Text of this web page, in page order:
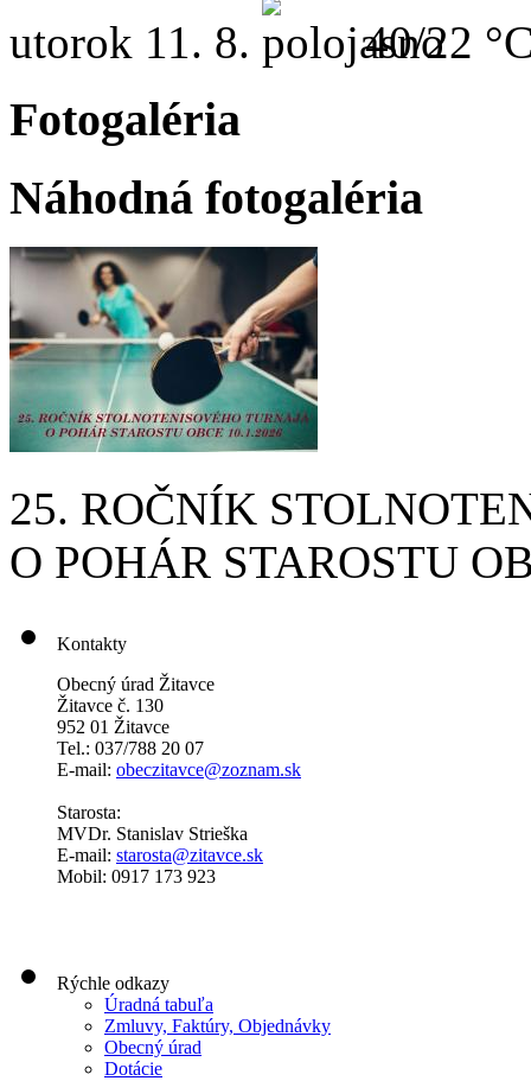
utorok 11. 8. 40/22
Fotogaléria
Náhodná fotogaléria
25. ROČNÍK
O POHÁR STAROSTU
Kontakty
Obecný úrad Žitavce
Žitavce č. 130
952 01 Žitavce
Tel.: 037/788 20 07
E-mail: obeczitavce@zoznam.sk
Starosta:
MVDr. Stanislav Strieška
E-mail: starosta@zitavce.sk
Mobil: 0917 173 923
Rýchle odkazy
Úradná tabuľa
Zmluvy, Faktúry, Objednávky
Obecný úrad
Dotácie